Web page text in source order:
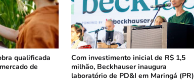
qualificada
de
Com investimento inicial de R$ 1,5
milhão, Beckhauser inaugura
laboratório de PD&I em Maringá (PR)